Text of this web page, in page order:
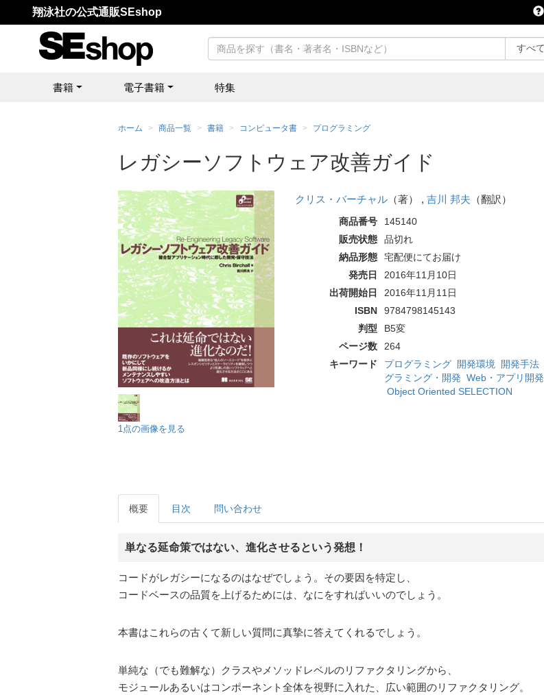
翔泳社の公式通販SEshop
書籍 電子書籍 特集
ホーム 商品一覧 書籍 コンピュータ書 プログラミング
レガシーソフトウェア改善ガイド
1点の画像を見る
クリス・バーチャル（著） , 吉川 邦夫 （翻訳）
商品番号
145140
販売状態
品切れ
納品形態
宅配便にてお届け
発売日
2016年11月10日
出荷開始日
2016年11月11日
ISBN
9784798145143
判型
B5変
ページ数
264
キーワード
プログラミング 開発環境 開発手法
グラミング・開発 Web・アプリ開発
Object Oriented SELECTION
概要 目次 問い合わせ
単なる延命策ではない、進化させるという発想！
コードがレガシーになるのはなぜでしょう。その要因を特定し、
コードベースの品質を上げるためには、なにをすればいいのでしょう。
本書はこれらの古くて新しい質問に真摯に答えてくれるでしょう。
単純な（でも難解な）クラスやメソッドレベルのリファクタリングから、
モジュールあるいはコンポーネント全体を視野に入れた、広い範囲のリファクタリング。